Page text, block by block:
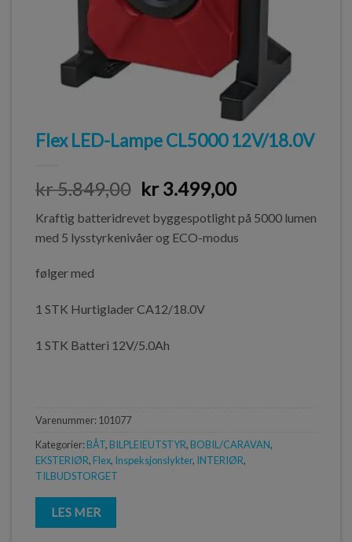
Flex LED-Lampe CL5000 12V/18.0V
kr5.849,00 kr3.499,00
Kraftig batteridrevet byggespotlight på 5000 lumen
med 5 lysstyrkenivåer og ECO-modus
følger med
1 STK Hurtiglader CA12/18.0V
1 STK Batteri 12V/5.0Ah
Varenummer: 101077
Kategorier: BÅT, BILPLEIEUTSTYR, BOBIL/CARAVAN,
EKSTERIØR, Flex, Inspeksjonslykter, INTERIØR,
TILBUDSTORGET
LES MER